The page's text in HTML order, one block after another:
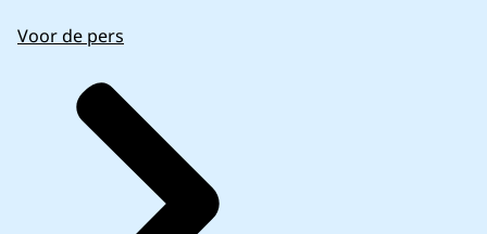
Voor de pers